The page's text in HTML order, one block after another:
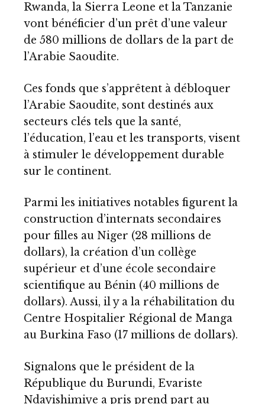
Rwanda, la Sierra Leone et la Tanzanie
vont bénéficier d’un prêt d’une valeur
de 580 millions de dollars de la part de
l’Arabie Saoudite.
Ces fonds que s’apprêtent à débloquer
l’Arabie Saoudite, sont destinés aux
secteurs clés tels que la santé,
l’éducation, l’eau et les transports, visent
à stimuler le développement durable
sur le continent.
Parmi les initiatives notables figurent la
construction d’internats secondaires
pour filles au Niger (28 millions de
dollars), la création d’un collège
supérieur et d’une école secondaire
scientifique au Bénin (40 millions de
dollars). Aussi, il y a la réhabilitation du
Centre Hospitalier Régional de Manga
au Burkina Faso (17 millions de dollars).
Signalons que le président de la
République du Burundi, Evariste
Ndayishimiye a pris prend part au